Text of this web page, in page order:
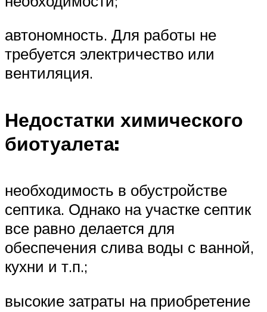
автономность. Для работы не
требуется электричество или
вентиляция.
Недостатки химического
биотуалета:
необходимость в обустройстве
септика. Однако на участке септик
все равно делается для
обеспечения слива воды с ванной,
кухни и т.п.;
высокие затраты на приобретение